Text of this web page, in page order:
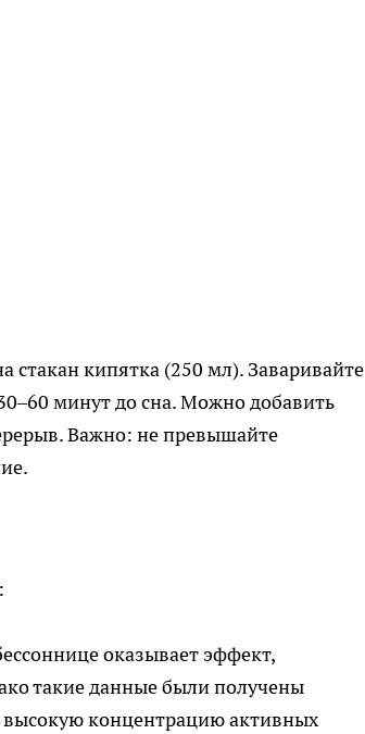
стакан кипятка (250 мл). Заваривайте
минут до сна. Можно добавить
Важно: не превышайте
оказывает эффект,
такие данные были получены
высокую концентрацию активных